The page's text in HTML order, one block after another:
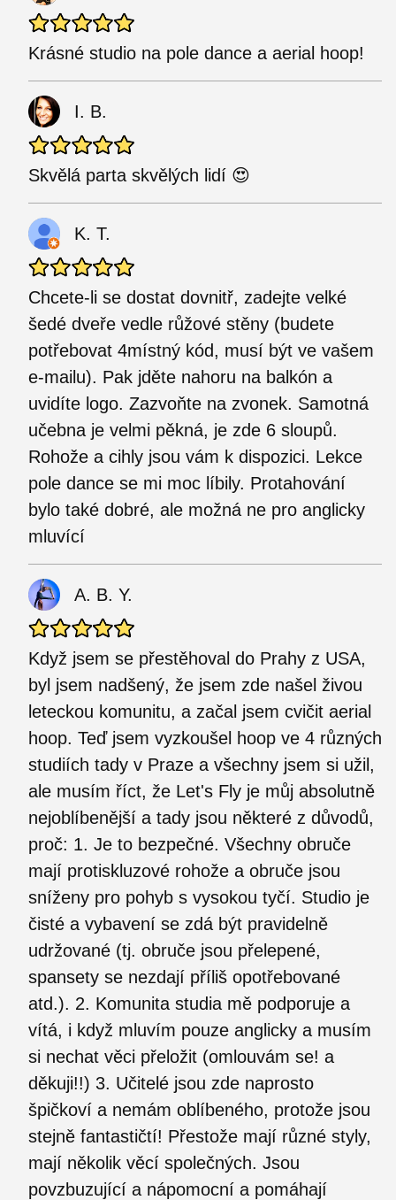
Krásné studio na pole dance a aerial hoop!
I. B.
Skvělá parta skvělých lidí 😍
K. T.
Chcete-li se dostat dovnitř, zadejte velké
šedé dveře vedle růžové stěny (budete
potřebovat 4místný kód, musí být ve vašem
e-mailu). Pak jděte nahoru na balkón a
uvidíte logo. Zazvoňte na zvonek. Samotná
učebna je velmi pěkná, je zde 6 sloupů.
Rohože a cihly jsou vám k dispozici. Lekce
pole dance se mi moc líbily. Protahování
bylo také dobré, ale možná ne pro anglicky
mluvící
A. B. Y.
Když jsem se přestěhoval do Prahy z USA,
byl jsem nadšený, že jsem zde našel živou
leteckou komunitu, a začal jsem cvičit aerial
hoop. Teď jsem vyzkoušel hoop ve 4 různých
studiích tady v Praze a všechny jsem si užil,
ale musím říct, že Let's Fly je můj absolutně
nejoblíbenější a tady jsou některé z důvodů,
proč: 1. Je to bezpečné. Všechny obruče
mají protiskluzové rohože a obruče jsou
sníženy pro pohyb s vysokou tyčí. Studio je
čisté a vybavení se zdá být pravidelně
udržované (tj. obruče jsou přelepené,
spansety se nezdají příliš opotřebované
atd.). 2. Komunita studia mě podporuje a
vítá, i když mluvím pouze anglicky a musím
si nechat věci přeložit (omlouvám se! a
děkuji!!) 3. Učitelé jsou zde naprosto
špičkoví a nemám oblíbeného, ​​protože jsou
stejně fantastičtí! Přestože mají různé styly,
mají několik věcí společných. Jsou
povzbuzující a nápomocní a pomáhají